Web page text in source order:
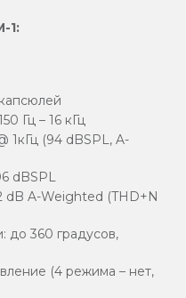
1:
Гц – 16 кГц
1кГц (94 dBSPL, A-
dBSPL
dB A-Weighted (THD+N
до 360 градусов,
(4 режима – нет,